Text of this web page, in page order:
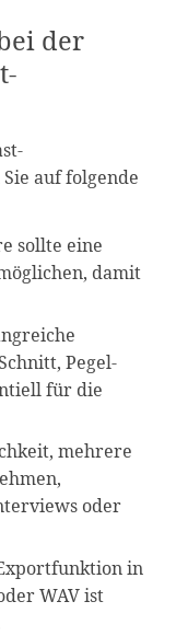
der
auf folgende
sollte eine
damit
Pegel-
für die
mehrere
oder
in
WAV ist